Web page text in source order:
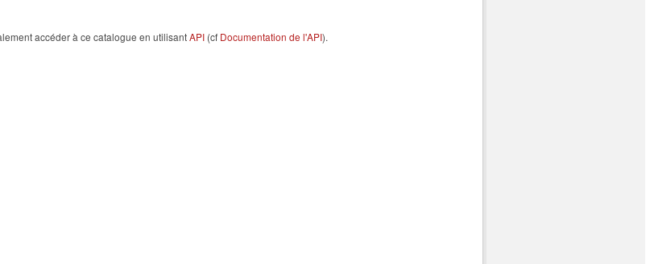
accéder à ce catalogue en utilisantAPI (cf Documentation de l'API).